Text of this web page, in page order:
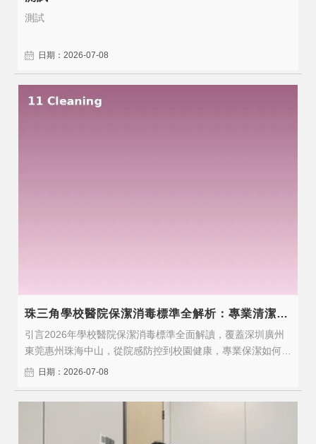
測試
日期：2026-07-08
珠三角學校醫院保潔消毒標準全解析：專業清潔守護健康安全
引言2026年學校醫院保潔消毒標準全面解讀，覆蓋深圳廣州
東莞惠州珠海中山，從院感防控到校園健康，專業保潔如何守
護師生患者的健康安全。2026年，隨著行業標準的持續升級
的保潔服務商比以往任何時候都更加重要。一、服務標準與核
日期：2026-07-08